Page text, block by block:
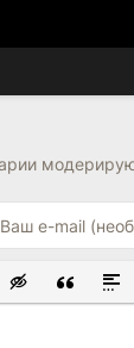
ЗАЩИЩЕННУЮ
СМАЙЛИК
ВСТАВКАВСТАВКА